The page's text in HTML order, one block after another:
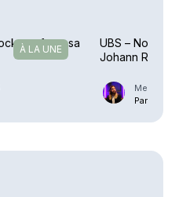
À LA UNE
conforte sa
UBS –
Johann
Mercredi
Par